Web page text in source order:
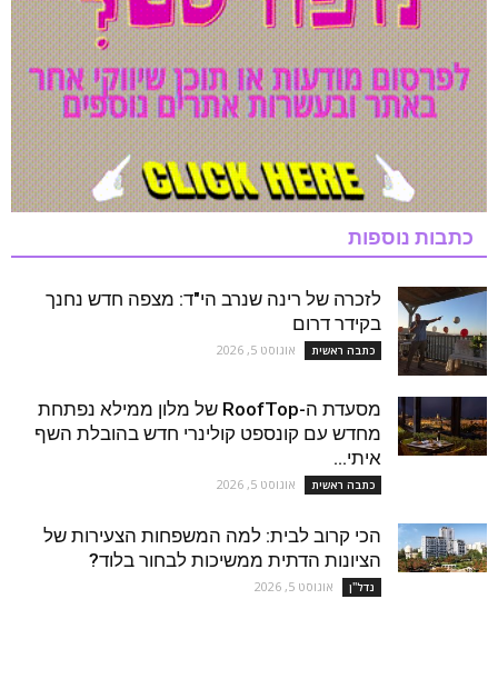
כתבות נוספות
לזכרה של רינה שנרב הי"ד: מצפה חדש נחנך
בקידר דרום
כתבה ראשית אוגוסט 5, 2026
מסעדת ה-RoofTop של מלון ממילא נפתחת
מחדש עם קונספט קולינרי חדש בהובלת השף
איתי...
כתבה ראשית אוגוסט 5, 2026
הכי קרוב לבית: למה המשפחות הצעירות של
הציונות הדתית ממשיכות לבחור בלוד?
נדל''ן אוגוסט 5, 2026